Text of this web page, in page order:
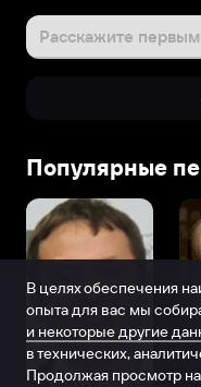
Расскажите
Популярные
В целях обеспечения
опыта для вас мы
и некоторые другие
в технических,
Продолжая просмотр